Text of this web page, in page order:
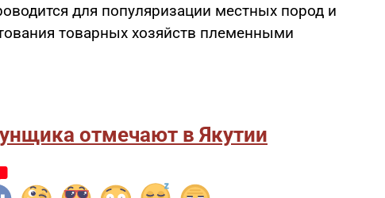
для популяризации местных пород и
товарных хозяйств племенными
отмечают в Якутии